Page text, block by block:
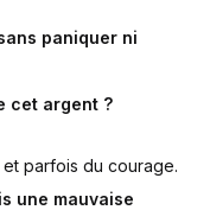
paniquer ni
cet argent ?
parfois du courage.
une mauvaise